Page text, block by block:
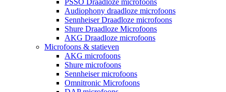
PSSO Draadloze microfoons
Audiophony draadloze microfoons
Sennheiser Draadloze microfoons
Shure Draadloze Microfoons
AKG Draadloze microfoons
Microfoons & statieven
AKG microfoons
Shure microfoons
Sennheiser microfoons
Omnitronic Microfoons